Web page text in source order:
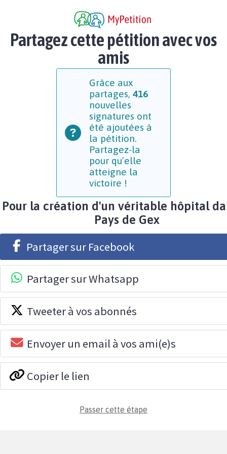
Partagez cette pétition avec vos
amis
Grâce aux
partages, 416
nouvelles
signatures ont
été ajoutées à
la pétition.
Partagez-la
pour qu’elle
atteigne la
victoire !
Pour la création d'un véritable hôpital
Pays de Gex
Partager sur Facebook
Partager sur Whatsapp
Tweeter à vos abonnés
Envoyer un email à vos ami(e)s
Copier le lien
Passer cette étape